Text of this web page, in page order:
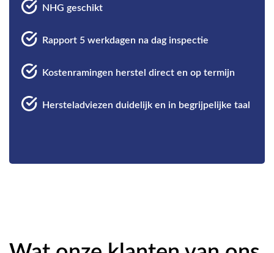
NHG geschikt
Rapport 5 werkdagen na dag inspectie
Kostenramingen herstel direct en op termijn
Hersteladviezen duidelijk en in begrijpelijke taal